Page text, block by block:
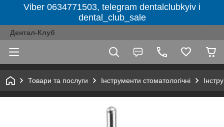
Viber 0634771503, telegram dentalclubkyiv і
dental_club_sale
Дентал-Клуб
Товари та послуги Інструменти стоматологічні